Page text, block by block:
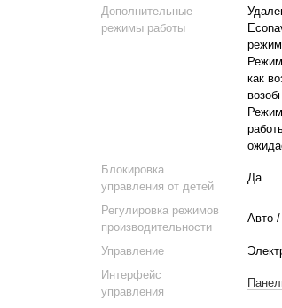
Дополнительные
режимы работы
как
Блокировка
управления от детей
Да
Регулировка режимов
производительности
Авто
Управление
Интерфейс
управления